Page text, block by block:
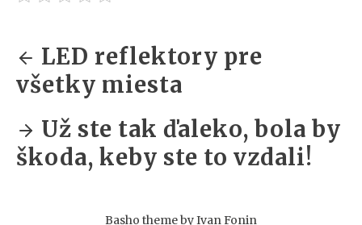
LED reflektory pre
všetky miesta
Už ste tak ďaleko, bola by
škoda, keby ste to vzdali!
Basho theme byIvan Fonin